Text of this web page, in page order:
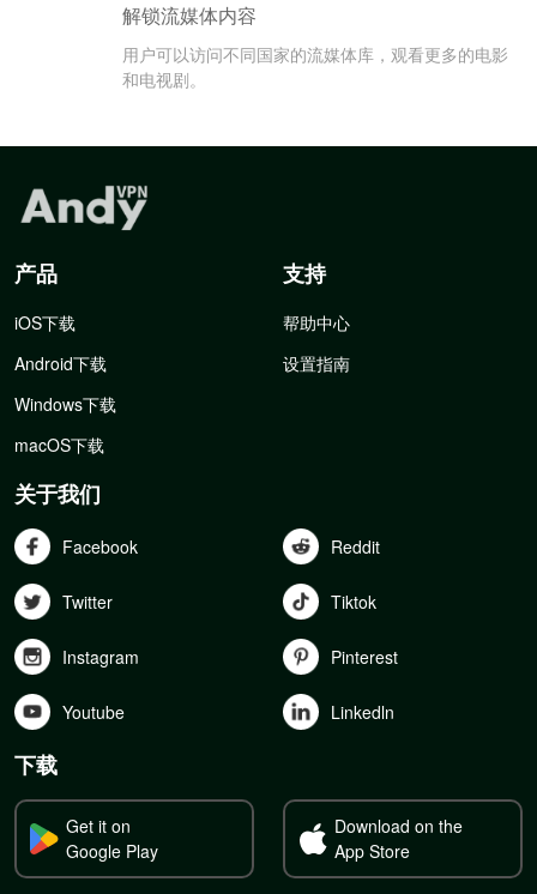
解锁流媒体内容
用户可以访问不同国家的流媒体库，观看更多的电影
和电视剧。
产品
iOS下载
Android下载
Windows下载
macOS下载
支持
帮助中心
设置指南
关于我们
Facebook Reddit
Twitter Tiktok
Instagram Pinterest
Youtube Linkedln
下载
Get it on
Google Play
Download on the
App Store